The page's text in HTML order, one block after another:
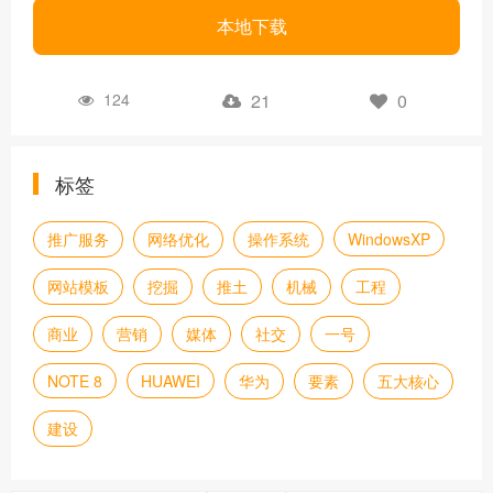
本地下载
124 21 0
标签
推广服务 网络优化 操作系统 WindowsXP
网站模板 挖掘 推土 机械 工程
商业 营销 媒体 社交 一号
NOTE 8 HUAWEI 华为 要素 五大核心
建设